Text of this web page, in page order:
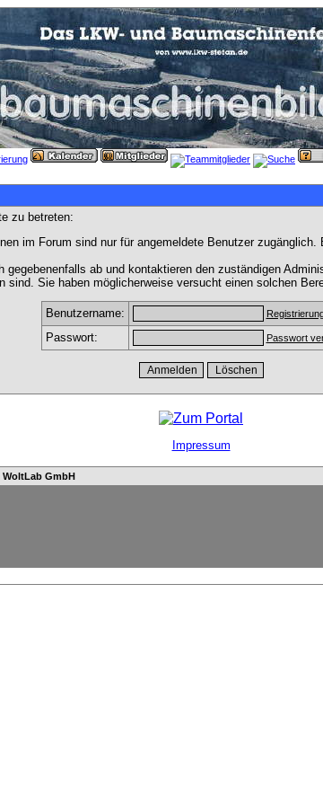
zu betreten:
im Forum sind nur für angemeldete Benutzer
ab und kontaktieren den zuständigen
Sie haben möglicherweise versucht einen solchen
Benutzername:
Passwort: Passwort
Impressum
WoltLab GmbH